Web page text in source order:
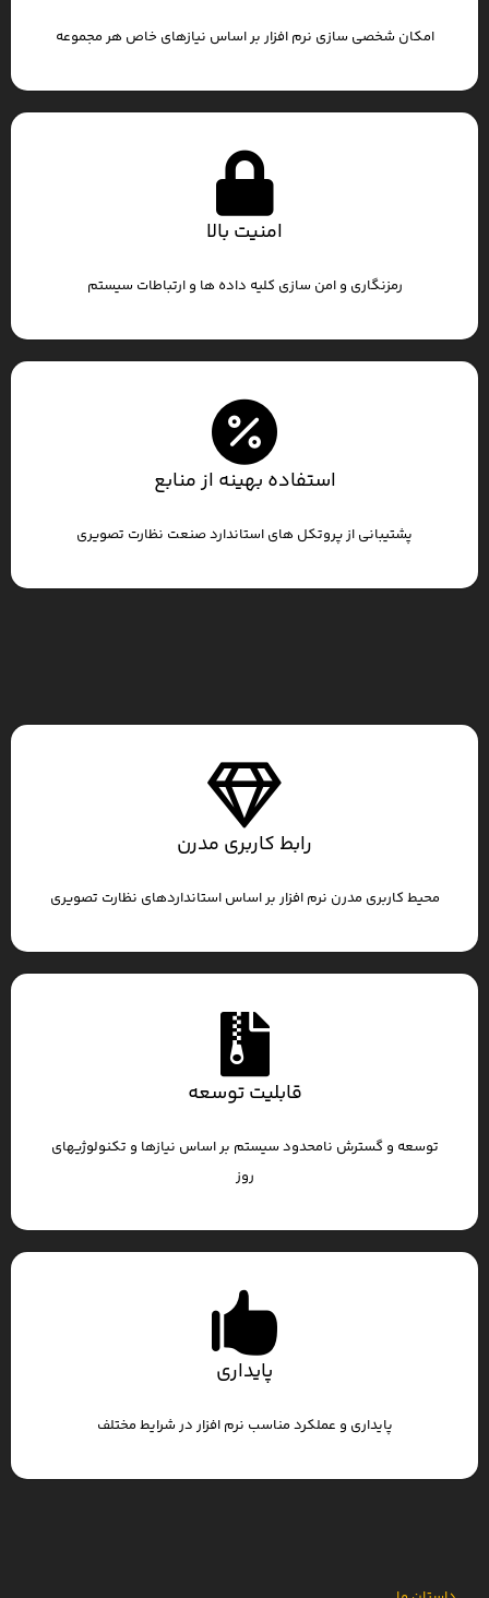
امکان شخصی سازی نرم افزار بر اساس نیازهای خاص هر مجموعه
امنیت بالا
رمزنگاری و امن سازی کلیه داده ها و ارتباطات سیستم
استفاده بهینه از منابع
پشتیبانی از پروتکل های استاندارد صنعت نظارت تصویری
رابط کاربری مدرن
محیط کاربری مدرن نرم افزار بر اساس استانداردهای نظارت تصویری
قابلیت توسعه
توسعه و گسترش نامحدود سیستم بر اساس نیازها و تکنولوژیهای
روز
پایداری
پایداری و عملکرد مناسب نرم افزار در شرایط مختلف